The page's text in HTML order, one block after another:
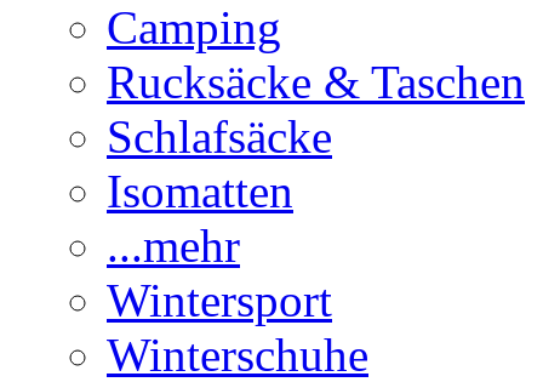
Camping
Rucksäcke & Taschen
Schlafsäcke
Isomatten
...mehr
Wintersport
Winterschuhe